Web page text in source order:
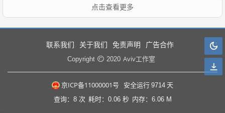
点击查看更多
联系我们 关于我们 免责声明 广告合作
Copyright 2020 Aviv工作室
京ICP备11000001号 安全运行 9714 天
查询：8 次 耗时：0.06 秒 内存：6.06 M